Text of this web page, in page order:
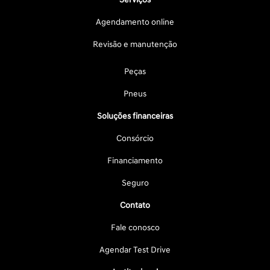
Agendamento online
Revisão e manutenção
Peças
Pneus
Soluções financeiras
Consórcio
Financiamento
Seguro
Contato
Fale conosco
Agendar Test Drive